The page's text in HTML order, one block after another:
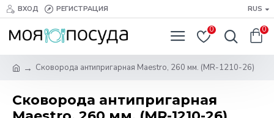
ВХОД РЕГИСТРАЦИЯ RUS
0 0
Сковорода антипригарная Maestro, 260 мм. (MR-1210-26)
Сковорода антипригарная